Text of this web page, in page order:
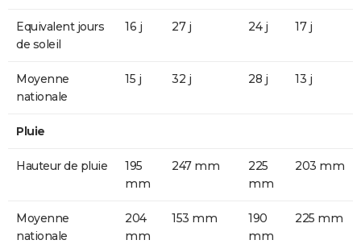
Equivalent jours
de soleil
16 j 27 j 24 j 17 j
Moyenne
nationale
15 j 32 j 28 j 13 j
Pluie
Hauteur de pluie
195
mm
247 mm
225
mm
203 mm
Moyenne
nationale
204
mm
153 mm
190
mm
225 mm